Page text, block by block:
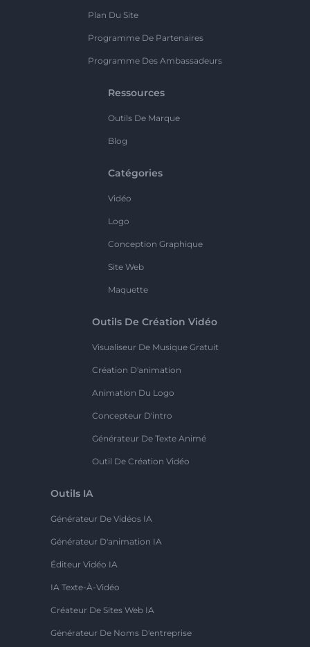
Plan Du Site
Programme De Partenaires
Programme Des Ambassadeurs
Ressources
Outils De Marque
Blog
Catégories
Vidéo
Logo
Conception Graphique
Site Web
Maquette
Outils De Création Vidéo
Visualiseur De Musique Gratuit
Création D'animation
Animation Du Logo
Concepteur D'intro
Générateur De Texte Animé
Outil De Création Vidéo
Outils IA
Générateur De Vidéos IA
Générateur D'animation IA
Éditeur Vidéo IA
IA Texte-À-Vidéo
Créateur De Sites Web IA
Générateur De Noms D'entreprise